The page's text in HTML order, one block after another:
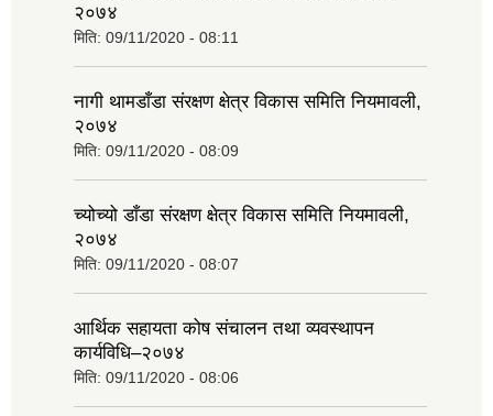
२०७४
मिति: 09/11/2020 - 08:11
नागी थामडाँडा संरक्षण क्षेत्र विकास समिति नियमावली,
२०७४
मिति: 09/11/2020 - 08:09
च्योच्यो डाँडा संरक्षण क्षेत्र विकास समिति नियमावली,
२०७४
मिति: 09/11/2020 - 08:07
आर्थिक सहायता कोष संचालन तथा व्यवस्थापन
कार्यविधि–२०७४
मिति: 09/11/2020 - 08:06